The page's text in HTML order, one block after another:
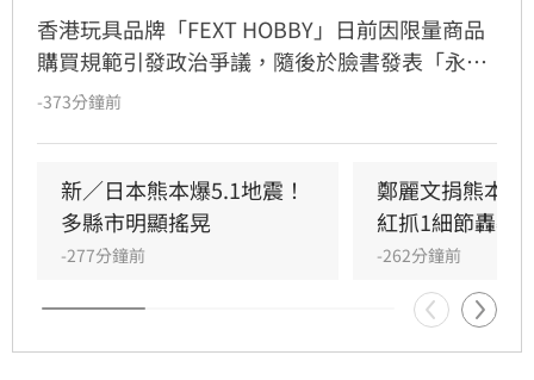
香港玩具品牌「FEXT HOBBY」日前因限量商品
購買規範引發政治爭議，隨後於臉書發表「永遠
支持一個中國原則」聲明企圖滅火，卻反遭香港
紅撻伐將台灣與中國並列。儘管品牌緊急修改銷
售區域並發布效忠聲明，但輿論仍不買單，網友
紛紛質疑其操作邏輯。面對排山倒海的酸言酸
語，品牌最終被迫限制留言權限以止血。此事件
再度凸顯政治敏感議題對品牌經營的巨大風險，
引發各界高度關注。
-373分鐘前
新／日本熊本爆5.1地震！
多縣市明顯搖晃
-277分鐘前
鄭麗文捐熊本
紅抓1細節轟辱
-262分鐘前